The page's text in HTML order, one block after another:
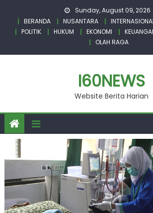
content
Sunday, August 09, 2026
BERANDA
NUSANTARA
POLITIK
HUKUM EKONOMI
OLAH RAGA
I60NEWS
Website Berita Harian